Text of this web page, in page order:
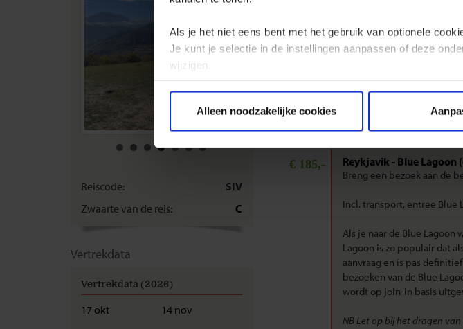
Als je het niet eens bent met het gebruik van optionele
Je kunt je selectie in de instellingen aanpassen of deze
wijzigen.
Alleen noodzakelijke cookies
Reiscode:
SIV
Zwaarte van de reis:
C
Vertrekdata
Vertrekdata (2026)
17 okt 14 nov
om je een indicatie van de kosten te
excursieprijs (tenzij expliciet vermeld).
Alle prijzen van de excursies zijn
€ 185,- Reykjavik - Blue
Breng een bezoek aan de
Incl. transport, entree Blue
Als je naar de Blue
Lagoon is zo populair dat
aanvraag en is pas
bezoeken van de Blue
wordt op join-in basis
NB Let op bij het dragen